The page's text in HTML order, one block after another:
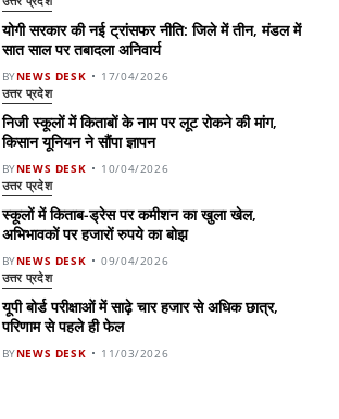
योगी सरकार की नई ट्रांसफर नीति: जिले में तीन, मंडल में
सात साल पर तबादला अनिवार्य
BYNEWS DESK 17/04/2026
उत्तर प्रदेश
निजी स्कूलों में किताबों के नाम पर लूट रोकने की मांग,
किसान यूनियन ने सौंपा ज्ञापन
BYNEWS DESK 10/04/2026
उत्तर प्रदेश
स्कूलों में किताब-ड्रेस पर कमीशन का खुला खेल,
अभिभावकों पर हजारों रुपये का बोझ
BYNEWS DESK 09/04/2026
उत्तर प्रदेश
यूपी बोर्ड परीक्षाओं में साढ़े चार हजार से अधिक छात्र,
परिणाम से पहले ही फेल
BYNEWS DESK 11/03/2026